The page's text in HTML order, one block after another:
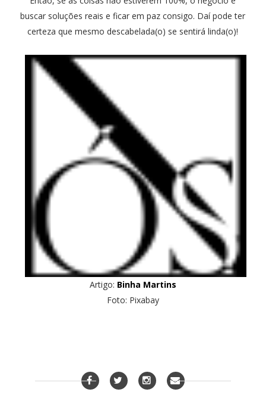
buscar soluções reais e ficar em paz consigo. Daí pode ter
certeza que mesmo descabelada(o) se sentirá linda(o)!
Artigo: Binha Martins
Foto: Pixabay